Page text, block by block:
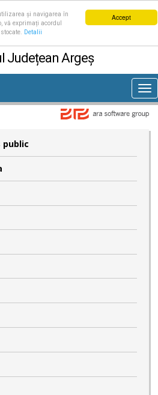
Accept
și navigarea în
vă exprimați acordul
Detalii
Județean Argeș